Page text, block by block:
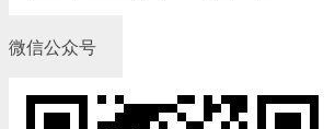
微信公众号